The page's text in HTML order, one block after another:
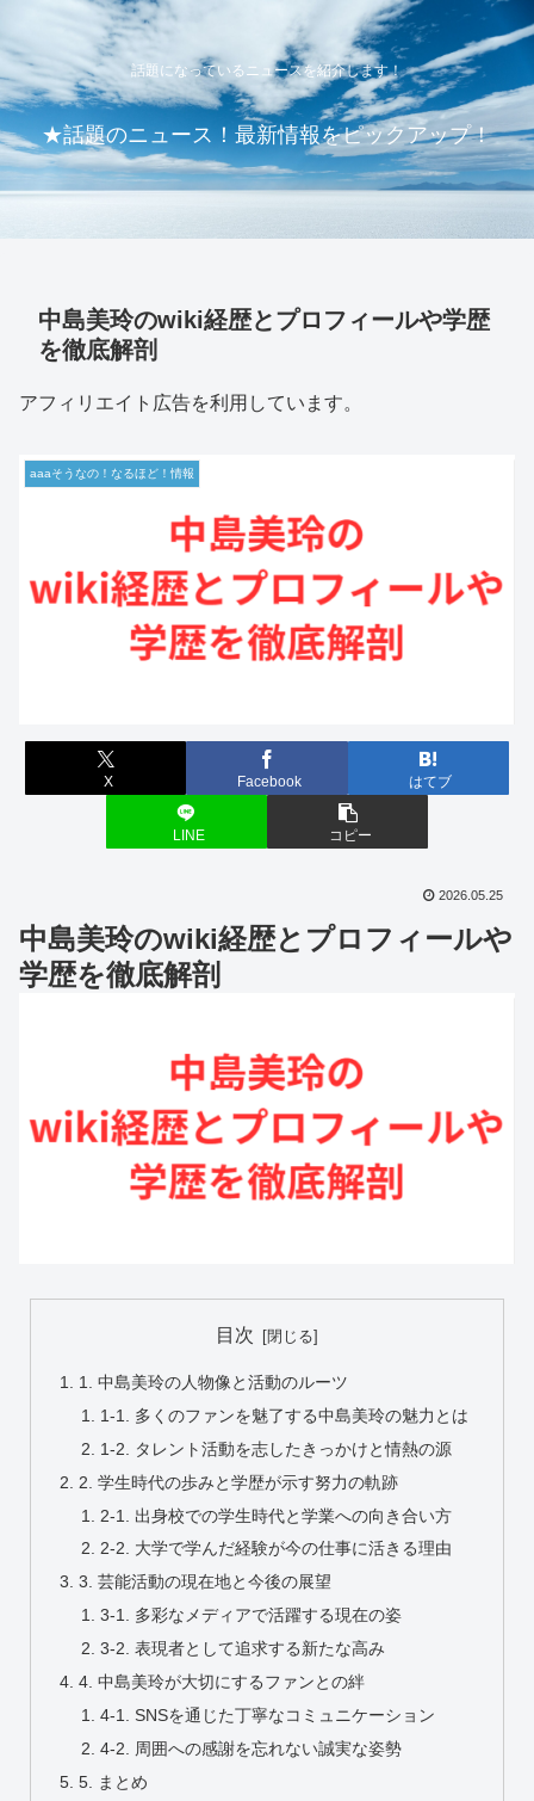
話題になっているニュースを紹介します！
★話題のニュース！最新情報をピックアップ！
中島美玲のwiki経歴とプロフィールや学歴
を徹底解剖
アフィリエイト広告を利用しています。
aaaそうなの！なるほど！情報
X Facebook はてブ
LINE コピー
2026.05.25
中島美玲のwiki経歴とプロフィールや
学歴を徹底解剖
目次
1. 中島美玲の人物像と活動のルーツ
1-1. 多くのファンを魅了する中島美玲の魅力とは
1-2. タレント活動を志したきっかけと情熱の源
2. 学生時代の歩みと学歴が示す努力の軌跡
2-1. 出身校での学生時代と学業への向き合い方
2-2. 大学で学んだ経験が今の仕事に活きる理由
3. 芸能活動の現在地と今後の展望
3-1. 多彩なメディアで活躍する現在の姿
3-2. 表現者として追求する新たな高み
4. 中島美玲が大切にするファンとの絆
4-1. SNSを通じた丁寧なコミュニケーション
4-2. 周囲への感謝を忘れない誠実な姿勢
5. まとめ